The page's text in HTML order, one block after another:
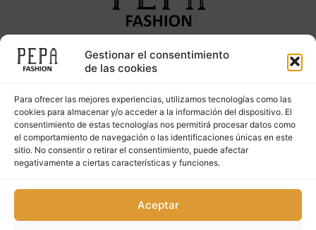
Gestionar el consentimiento
de las cookies
Para ofrecer las mejores experiencias, utilizamos tecnologías como las
cookies para almacenar y/o acceder a la información del dispositivo. El
consentimiento de estas tecnologías nos permitirá procesar datos como
el comportamiento de navegación o las identificaciones únicas en este
sitio. No consentir o retirar el consentimiento, puede afectar
negativamente a ciertas características y funciones.
Aceptar
Síguenos en nuestras redes sociales
Copyright © 2023. PepaFashion Todos los derechos